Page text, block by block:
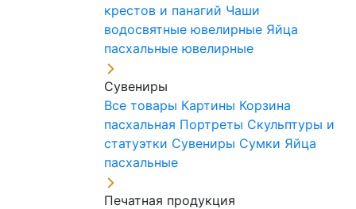
крестов и панагий Чаши
водосвятные ювелирные Яйца
пасхальные ювелирные
Сувениры
Все товары Картины Корзина
пасхальная Портреты Скульптуры и
статуэтки Сувениры Сумки Яйца
пасхальные
Печатная продукция